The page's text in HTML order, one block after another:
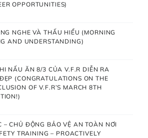
OPPORTUNITIES)
NGHE VÀ THẤU HIỂU (MORNING
AND UNDERSTANDING)
NẤU ĂN 8/3 CỦA V.F.R DIỄN RA
(CONGRATULATIONS ON THE
OF V.F.R’S MARCH 8TH
– CHỦ ĐỘNG BẢO VỆ AN TOÀN NƠI
TRAINING – PROACTIVELY